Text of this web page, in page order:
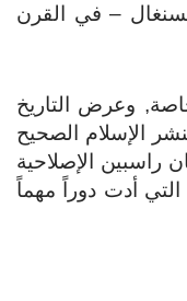
– في القرن
وعرض التاريخ
الإسلام الصحيح
راسبين الإصلاحية
أدت دوراً مهماً